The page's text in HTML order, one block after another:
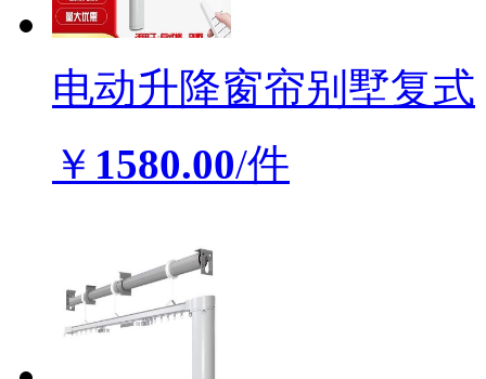
电动升降窗帘别墅复式